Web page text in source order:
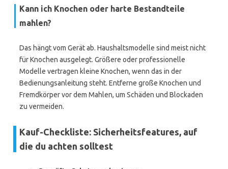
Kann ich Knochen oder harte Bestandteile
mahlen?
Das hängt vom Gerät ab. Haushaltsmodelle sind meist nicht
für Knochen ausgelegt. Größere oder professionelle
Modelle vertragen kleine Knochen, wenn das in der
Bedienungsanleitung steht. Entferne große Knochen und
Fremdkörper vor dem Mahlen, um Schäden und Blockaden
zu vermeiden.
Kauf-Checkliste: Sicherheitsfeatures, auf
die du achten solltest